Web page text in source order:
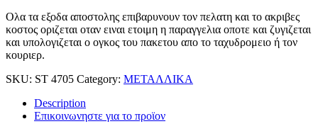
Ολα τα εξοδα αποστολης επιβαρυνουν τον πελατη και το ακριβες
κοστος οριζεται οταν ειναι ετοιμη η παραγγελια οποτε και ζυγιζεται
και υπολογιζεται ο ογκος του πακετου απο το ταχυδρομειο ή τον
κουριερ.
SKU: ST 4705 Category: ΜΕΤΑΛΛΙΚΑ
Description
Επικοινωνηστε για το προϊoν